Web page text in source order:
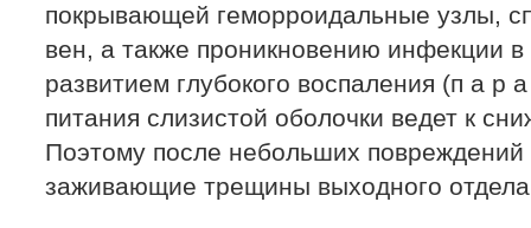
покрывающей геморроидальные узлы,
вен, а также проникновению инфекции в
развитием глубокого воспаления (п а р
питания слизистой оболочки ведет к
Поэтому после небольших повреждений
заживающие трещины выходного